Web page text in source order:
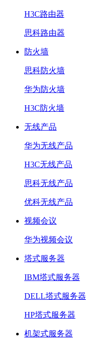
H3C路由器
思科路由器
防火墙
思科防火墙
华为防火墙
H3C防火墙
无线产品
华为无线产品
H3C无线产品
思科无线产品
优科无线产品
视频会议
华为视频会议
塔式服务器
IBM塔式服务器
DELL塔式服务器
HP塔式服务器
机架式服务器